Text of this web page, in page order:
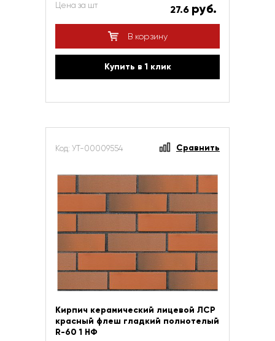
Цена за шт 27.6 руб.
В корзину
Купить в 1 клик
Код: УТ-00009554 Сравнить
Кирпич керамический лицевой ЛСР
красный флеш гладкий полнотелый
R-60 1 НФ